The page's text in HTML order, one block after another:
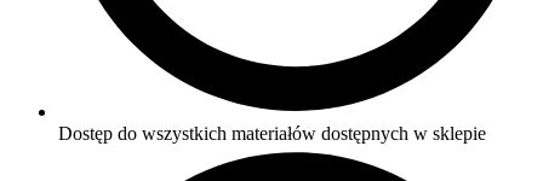
Dostęp do wszystkich materiałów dostępnych w sklepie